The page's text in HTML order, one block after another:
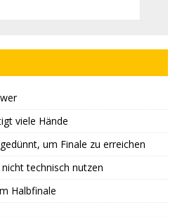
viele Hände
um Finale zu erreichen
technisch nutzen
Halbfinale